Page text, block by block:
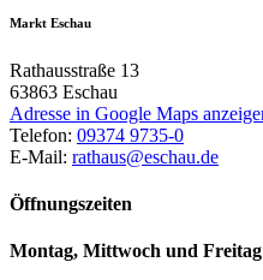
Markt Eschau
Rathausstraße 13
63863 Eschau
Adresse in Google Maps
Telefon: 09374 9735-0
E-Mail: rathaus@eschau.de
Öffnungszeiten
Montag, Mittwoch und Freitag